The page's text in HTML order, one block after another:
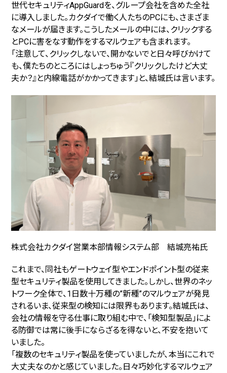
世代セキュリティAppGuardを、グループ会社を含めた全社
に導入しました。カクダイで働く人たちのPCにも、さまざま
なメールが届きます。こうしたメールの中には、クリックする
とPCに害をなす動作をするマルウェアも含まれます。
「注意して、クリックしないで、開かないでと日々呼びかけて
も、僕たちのところにはしょっちゅう『クリックしたけど大丈
夫か？』と内線電話がかかってきます」と、結城氏は言います。
株式会社カクダイ営業本部情報システム部 結城亮祐氏
これまで、同社もゲートウェイ型やエンドポイント型の従来
型セキュリティ製品を使用してきました。しかし、世界のネッ
トワーク全体で、1日数十万種の”新種”のマルウェアが発見
されるいま、従来型の検知には限界もあります。結城氏は、
会社の情報を守る仕事に取り組む中で、「検知型製品」によ
る防御では常に後手にならざるを得ないと、不安を抱いて
いました。
「複数のセキュリティ製品を使っていましたが、本当にこれで
大丈夫なのかと感じていました。日々巧妙化するマルウェア